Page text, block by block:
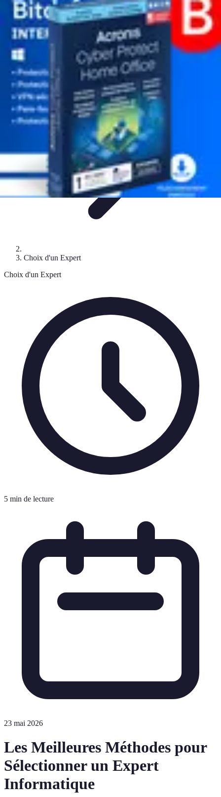
Informatique Expert
Évaluation d'expertsCompétencesSélection d'expertsDiagnostics
InformatiquesÉvaluation des Experts
Informatique Expert
Choix d'un Expert
Choix d'un Expert
5 min de lecture
23 mai 2026
Les Meilleures Méthodes pour
Sélectionner un Expert
Informatique